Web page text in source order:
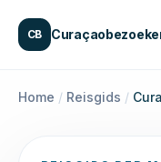
CB
Home / Reisgids /